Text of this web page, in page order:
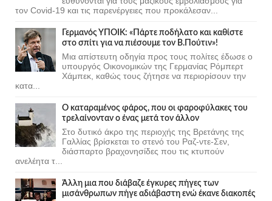
τον Covid-19 και τις παρενέργειες που προκάλεσαν...
Γερμανός ΥΠΟΙΚ: «Πάρτε ποδήλατο και καθίστε
στο σπίτι για να πιέσουμε τον Β.Πούτιν»!
Μια απίστευτη οδηγία προς τους πολίτες έδωσε ο
υπουργός Οικονομικών της Γερμανίας Ρόμπερτ
Χάμπεκ, καθώς τους ζήτησε να περιορίσουν την
κατα...
Ο καταραμένος φάρος, που οι φαροφύλακες του
τρελαίνονταν ο ένας μετά τον άλλον
Στο δυτικό άκρο της περιοχής της Βρετάνης της
Γαλλίας βρίσκεται το στενό του Ραζ-ντε-Σεν,
διάσπαρτο βραχονησίδες που τις κτυπούν
ανελέητα τ...
Άλλη μια που διάβαζε έγκυρες πήγες των
μισάνθρωπων πήγε αδιάβαστη ενώ έκανε διακοπές